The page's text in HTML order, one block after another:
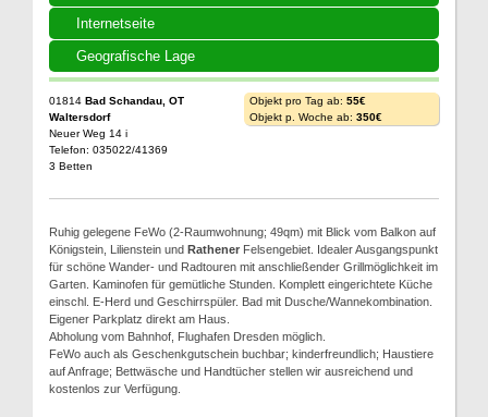
Internetseite
Geografische Lage
01814 Bad Schandau, OT
Waltersdorf
Neuer Weg 14 i
Telefon: 035022/41369
3 Betten
Objekt pro Tag ab: 55€
Objekt p. Woche ab: 350€
Ruhig gelegene FeWo (2-Raumwohnung; 49qm) mit Blick vom Balkon auf
Königstein, Lilienstein und Rathener Felsengebiet. Idealer Ausgangspunkt
für schöne Wander- und Radtouren mit anschließender Grillmöglichkeit im
Garten. Kaminofen für gemütliche Stunden. Komplett eingerichtete Küche
einschl. E-Herd und Geschirrspüler. Bad mit Dusche/Wannekombination.
Eigener Parkplatz direkt am Haus.
Abholung vom Bahnhof, Flughafen Dresden möglich.
FeWo auch als Geschenkgutschein buchbar; kinderfreundlich; Haustiere
auf Anfrage; Bettwäsche und Handtücher stellen wir ausreichend und
kostenlos zur Verfügung.